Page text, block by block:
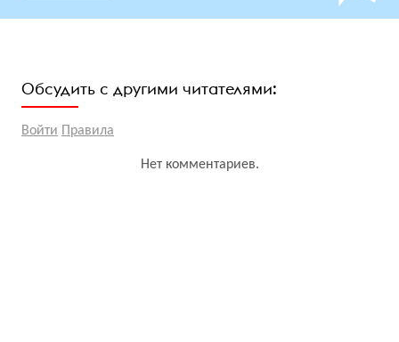
Обсудить с другими читателями:
Войти Правила
Нет комментариев.